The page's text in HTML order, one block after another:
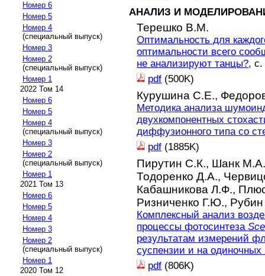
Номер 6
Номер 5
Номер 4
(специальный выпуск)
Номер 3
Номер 2
(специальный выпуск)
Номер 1
2022 Том 14
Номер 6
Номер 5
Номер 4
(специальный выпуск)
Номер 3
Номер 2
(специальный выпуск)
Номер 1
2021 Том 13
Номер 6
Номер 5
Номер 4
Номер 3
Номер 2
(специальный выпуск)
Номер 1
2020 Том 12
АНАЛИЗ И
Терешко В.М.
Оптимальность для
оптимальности всего
не анализируют танцы?, с.
pdf (500K)
Курушина С.Е.,
Методика анализа
двухкомпонентных
диффузионного типа со
pdf (1885K)
Пирутин С.К., Шанк
Тодоренко Д.А.,
Кабашникова Л.Ф.,
Ризниченко Г.Ю.,
Комплексный анализ
процессы фотосинтеза
результатам измерений
суспензии и на одиночных
pdf (806K)